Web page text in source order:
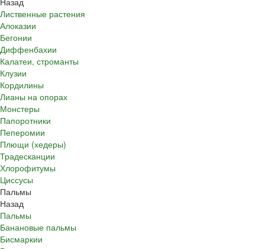
Лиственные растения
Алоказии
Бегонии
Диффенбахии
Калатеи, строманты
Клузии
Кордилины
Лианы на опорах
Монстеры
Папоротники
Пеперомии
Плющи (хедеры)
Традесканции
Хлорофитумы
Циссусы
Пальмы
Назад
Пальмы
Банановые пальмы
Бисмаркии